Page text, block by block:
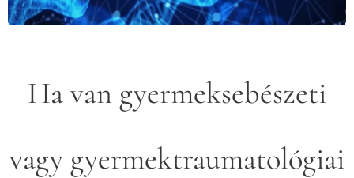
Ha van gyermeksebészeti
vagy gyermektraumatológiai